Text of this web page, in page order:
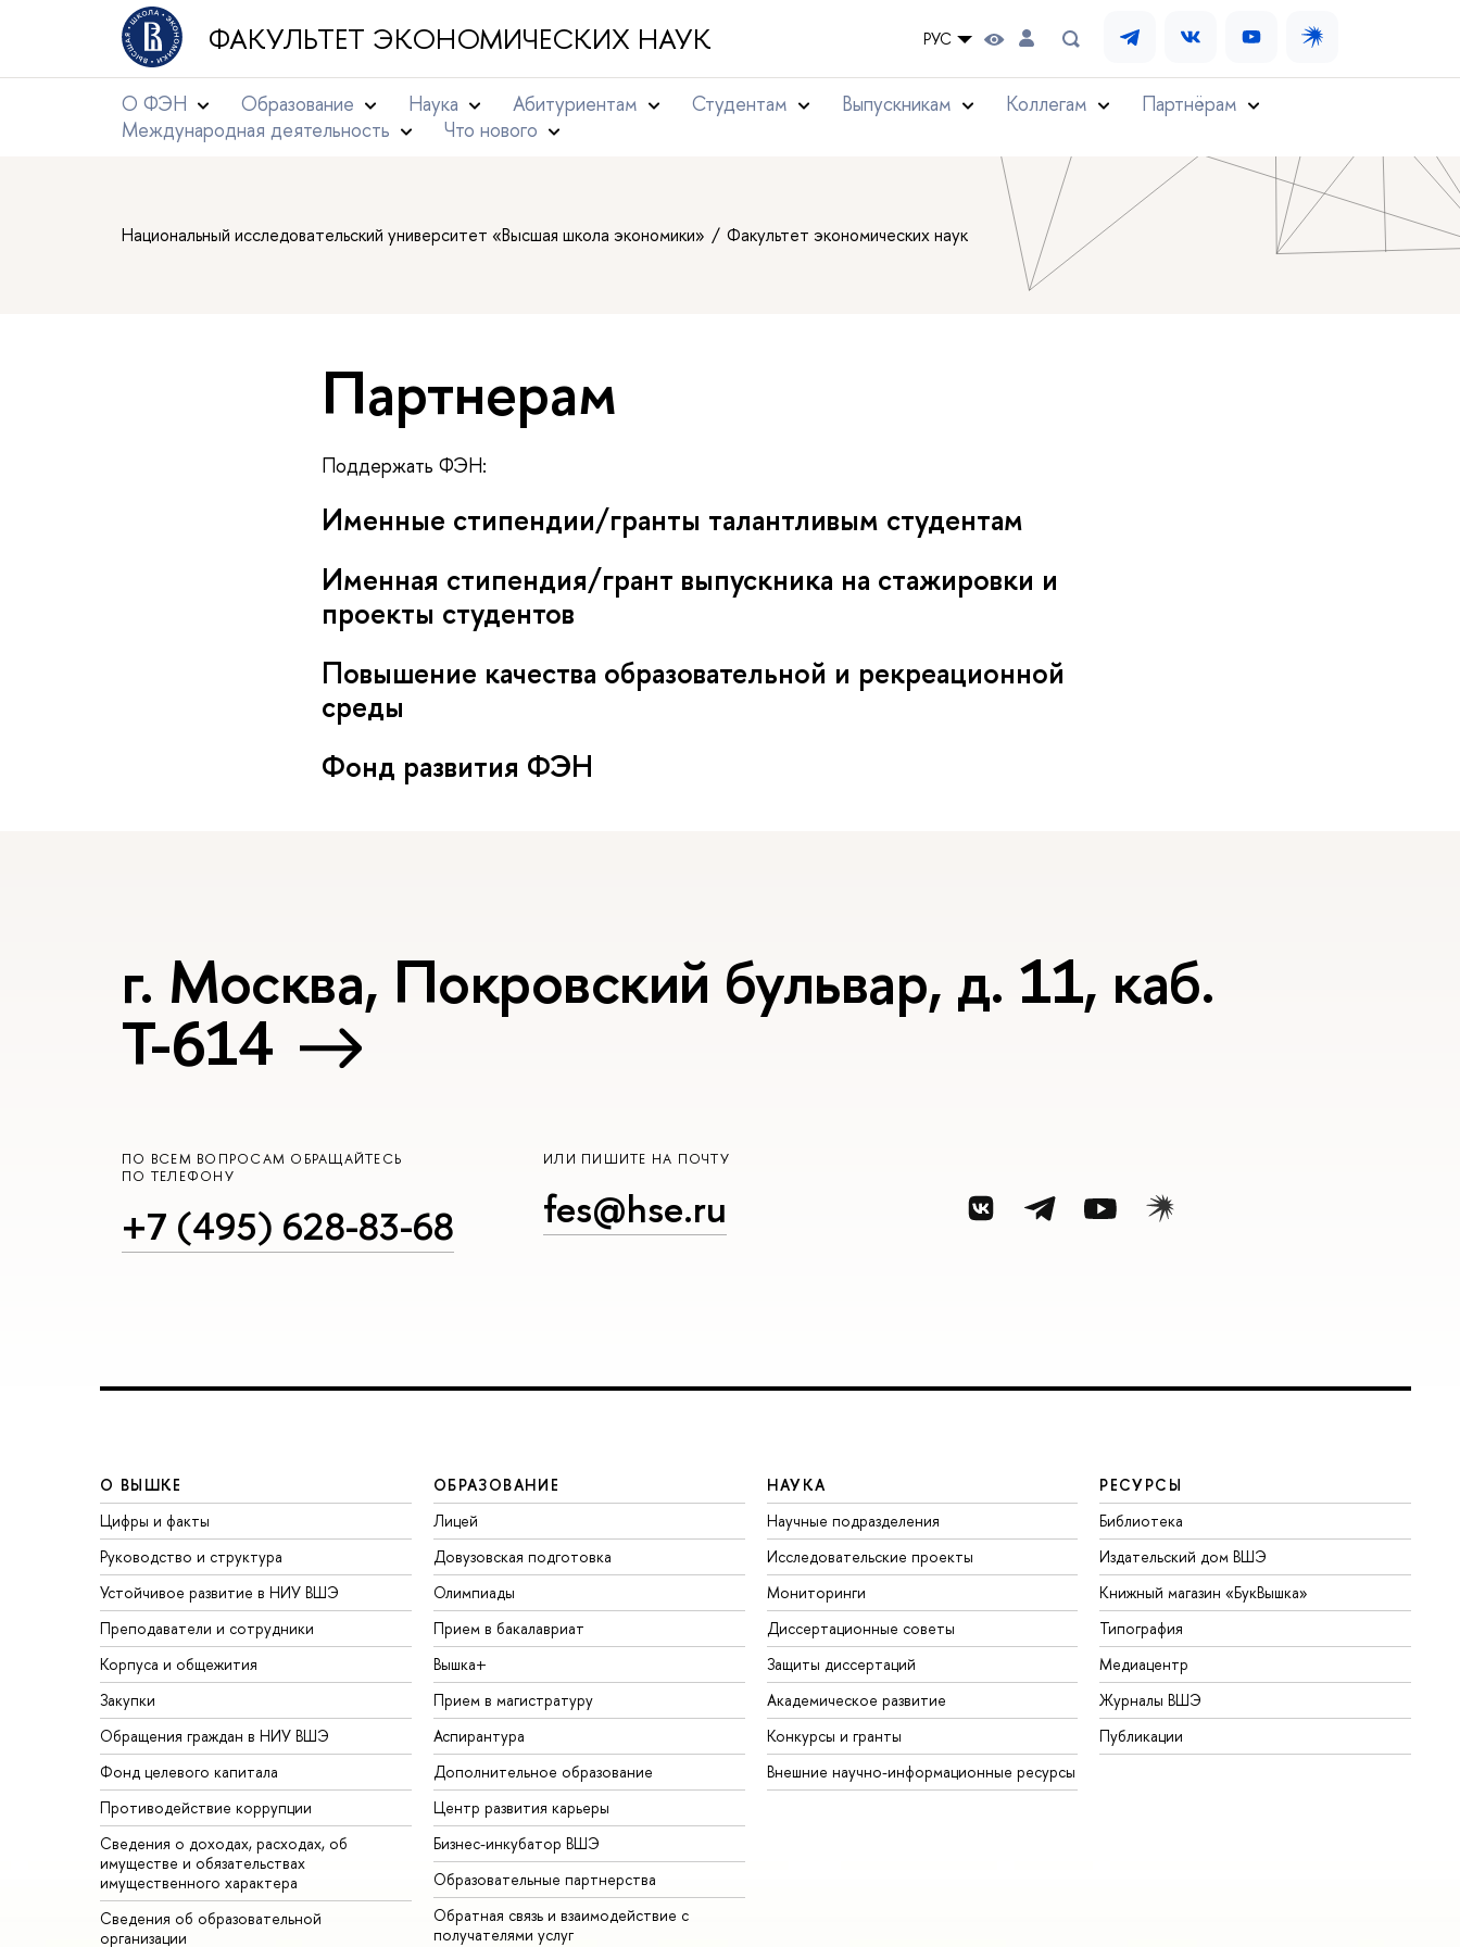
ФАКУЛЬТЕТ ЭКОНОМИЧЕСКИХ НАУК РУС
О ФЭН Образование Наука Абитуриентам Студентам Выпускникам Коллегам
Партнёрам
Международная деятельность
Что нового
Национальный исследовательский университет «Высшая школа экономики» Факультет экономических наук
Партнерам
Поддержать ФЭН:
Именные стипендии/гранты талантливым студентам
Именная стипендия/грант выпускника на стажировки и
проекты студентов
Повышение качества образовательной и рекреационной
среды
Фонд развития ФЭН
г. Москва, Покровский бульвар, д. 11, каб.
Т-614
ПО ВСЕМ ВОПРОСАМ ОБРАЩАЙТЕСЬ
ПО ТЕЛЕФОНУ
+7 (495) 628-83-68
ИЛИ ПИШИТЕ НА ПОЧТУ
fes@hse.ru
О ВЫШКЕ
Цифры и факты
Руководство и структура
Устойчивое развитие в НИУ ВШЭ
Преподаватели и сотрудники
Корпуса и общежития
Закупки
Обращения граждан в НИУ ВШЭ
Фонд целевого капитала
Противодействие коррупции
Сведения о доходах, расходах, об
имуществе и обязательствах
имущественного характера
Сведения об образовательной
организации
ОБРАЗОВАНИЕ
Лицей
Довузовская подготовка
Олимпиады
Прием в бакалавриат
Вышка+
Прием в магистратуру
Аспирантура
Дополнительное образование
Центр развития карьеры
Бизнес-инкубатор ВШЭ
Образовательные партнерства
Обратная связь и взаимодействие с
получателями услуг
НАУКА
Научные подразделения
Исследовательские проекты
Мониторинги
Диссертационные советы
Защиты диссертаций
Академическое развитие
Конкурсы и гранты
Внешние научно-информационные ресурсы
РЕСУРСЫ
Библиотека
Издательский дом ВШЭ
Книжный магазин «БукВышка»
Типография
Медиацентр
Журналы ВШЭ
Публикации